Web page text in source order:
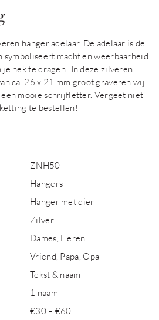
hanger adelaar. De adelaar is de
symboliseert macht en weerbaarheid.
je nek te dragen! In deze zilveren
ca. 26 x 21 mm groot graveren wij
een mooie schrijfletter. Vergeet niet
te bestellen!
ZNH50
Hangers
Hanger met dier
Zilver
Dames, Heren
Vriend, Papa, Opa
Tekst & naam
1 naam
€30 – €60